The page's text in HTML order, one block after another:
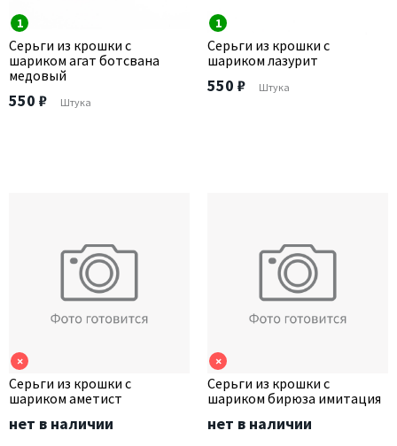
1
Серьги из крошки с
шариком агат ботсвана
медовый
550 ₽ Штука
1
Серьги из крошки с
шариком лазурит
550 ₽ Штука
×
Серьги из крошки с
шариком аметист
нет в наличии
×
Серьги из крошки с
шариком бирюза имитация
нет в наличии